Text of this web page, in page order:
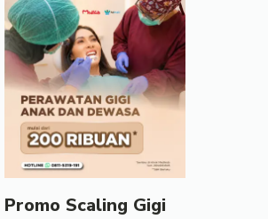
Promo Scaling Gigi